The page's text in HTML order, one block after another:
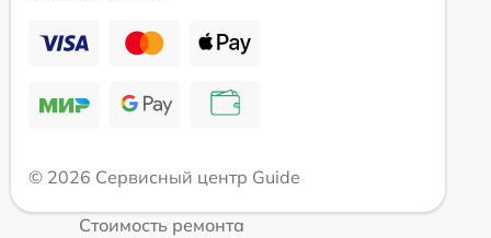
© 2026 Сервисный центр Guide
Стоимость ремонта